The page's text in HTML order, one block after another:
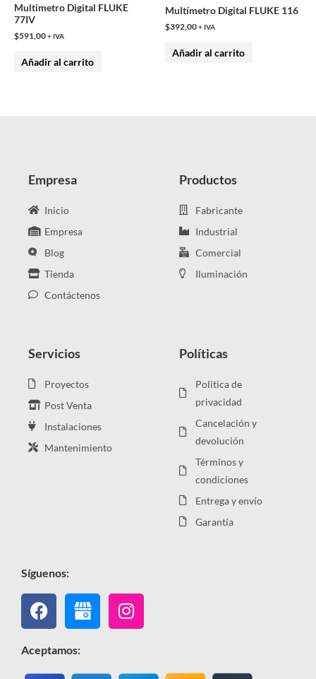
Multimetro Digital FLUKE
77IV
$591,00+ IVA
Añadir al carrito
Multímetro Digital FLUKE 116
$392,00+ IVA
Añadir al carrito
Empresa
Inicio
Empresa
Blog
Tienda
Contáctenos
Productos
Fabricante
Industrial
Comercial
Iluminación
Servicios
Proyectos
Post Venta
Instalaciones
Mantenimiento
Políticas
Politica de
privacidad
Cancelación y
devolución
Términos y
condiciones
Entrega y envío
Garantía
Síguenos:
Facebook Instagram
Aceptamos: